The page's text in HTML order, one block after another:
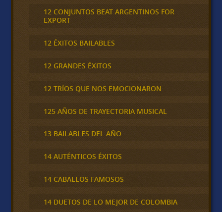
12 CONJUNTOS BEAT ARGENTINOS FOR
EXPORT
12 ÉXITOS BAILABLES
12 GRANDES ÉXITOS
12 TRÍOS QUE NOS EMOCIONARON
125 AÑOS DE TRAYECTORIA MUSICAL
13 BAILABLES DEL AÑO
14 AUTÉNTICOS ÉXITOS
14 CABALLOS FAMOSOS
14 DUETOS DE LO MEJOR DE COLOMBIA